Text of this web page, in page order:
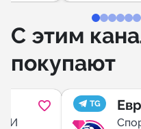
С этим
покупают
TG